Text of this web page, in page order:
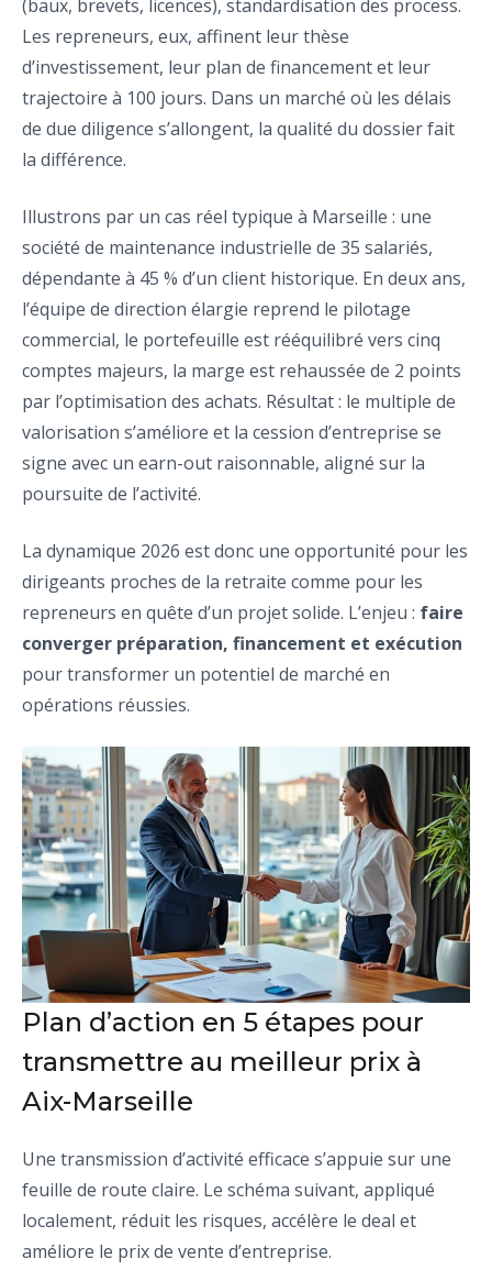
(baux, brevets, licences), standardisation des process.
Les repreneurs, eux, affinent leur thèse
d’investissement, leur plan de financement et leur
trajectoire à 100 jours. Dans un marché où les délais
de due diligence s’allongent, la qualité du dossier fait
la différence.
Illustrons par un cas réel typique à Marseille : une
société de maintenance industrielle de 35 salariés,
dépendante à 45 % d’un client historique. En deux ans,
l’équipe de direction élargie reprend le pilotage
commercial, le portefeuille est rééquilibré vers cinq
comptes majeurs, la marge est rehaussée de 2 points
par l’optimisation des achats. Résultat : le multiple de
valorisation s’améliore et la cession d’entreprise se
signe avec un earn-out raisonnable, aligné sur la
poursuite de l’activité.
La dynamique 2026 est donc une opportunité pour les
dirigeants proches de la retraite comme pour les
repreneurs en quête d’un projet solide. L’enjeu : faire
converger préparation, financement et exécution
pour transformer un potentiel de marché en
opérations réussies.
Plan d’action en 5 étapes pour
transmettre au meilleur prix à
Aix-Marseille
Une transmission d’activité efficace s’appuie sur une
feuille de route claire. Le schéma suivant, appliqué
localement, réduit les risques, accélère le deal et
améliore le prix de vente d’entreprise.